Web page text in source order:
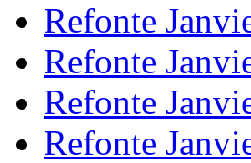
Refonte
Refonte
Refonte
Refonte